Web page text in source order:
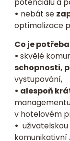
potenciálu a
• nebát se
optimalizace
Co je
• skvělé
schopnosti,
vystupování,
• alespoň
v hotelovém
•
komunikativní